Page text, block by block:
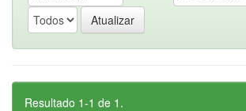
Resultado 1-1 de 1.